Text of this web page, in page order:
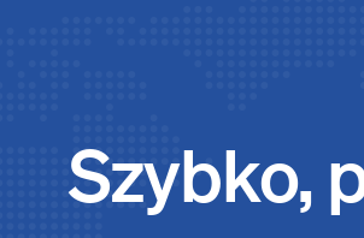
Szybko,